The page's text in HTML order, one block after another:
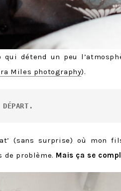
qui détend un peu
Miles photography).
(sans surprise) où mon
de problème. Mais ça se